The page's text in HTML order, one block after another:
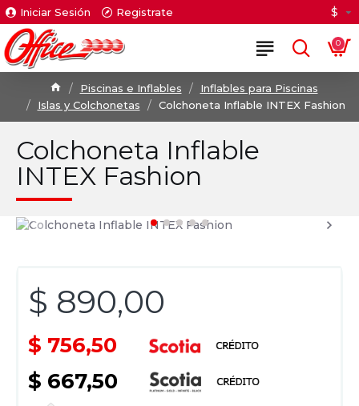
Iniciar Sesión Registrate $
0
Piscinas e Inflables
Inflables para Piscinas
Islas y Colchonetas
Colchoneta Inflable INTEX Fashion
Colchoneta Inflable
INTEX Fashion
$ 890,00
$ 756,50
$ 667,50